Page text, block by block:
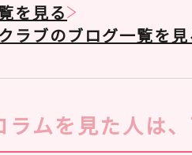
を見る
ラブのブログ一覧を見
ラムを見た人は、